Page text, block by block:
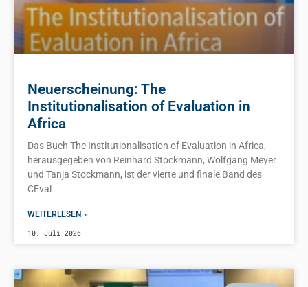
Neuerscheinung: The
Institutionalisation of Evaluation in
Africa
Das Buch The Institutionalisation of Evaluation in Africa,
herausgegeben von Reinhard Stockmann, Wolfgang Meyer
und Tanja Stockmann, ist der vierte und finale Band des
CEval
WEITERLESEN »
10. Juli 2026